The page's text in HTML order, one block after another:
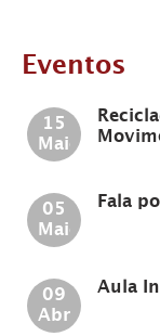
Eventos
15
Maio
05
Maio
Fala
09
Abr
Aula